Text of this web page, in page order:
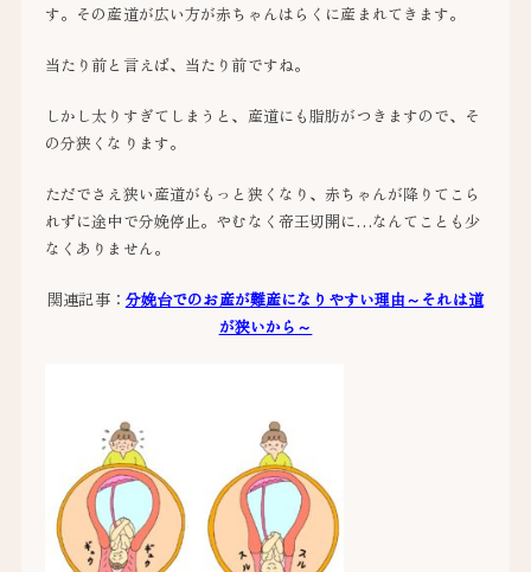
す。その産道が広い方が赤ちゃんはらくに産まれてきます。
当たり前と言えば、当たり前ですね。
しかし太りすぎてしまうと、産道にも脂肪がつきますので、そ
の分狭くなります。
ただでさえ狭い産道がもっと狭くなり、赤ちゃんが降りてこら
れずに途中で分娩停止。やむなく帝王切開に…なんてことも少
なくありません。
関連記事： 分娩台でのお産が難産になりやすい理由～それは道
が狭いから～